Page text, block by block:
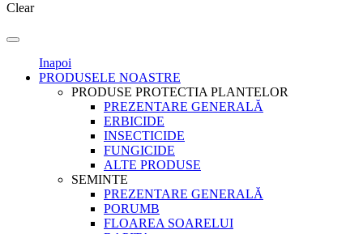
Clear
Inapoi
PRODUSELE NOASTRE
PRODUSE PROTECTIA PLANTELOR
PREZENTARE GENERALĂ
ERBICIDE
INSECTICIDE
FUNGICIDE
ALTE PRODUSE
SEMINTE
PREZENTARE GENERALĂ
PORUMB
FLOAREA SOARELUI